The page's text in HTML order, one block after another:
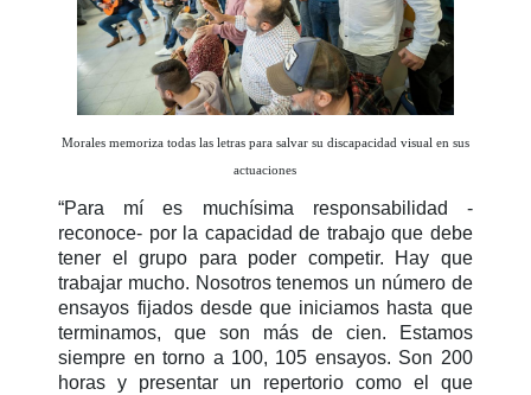
Morales memoriza todas las letras para salvar su discapacidad visual en sus
actuaciones
“Para mí es muchísima responsabilidad -
reconoce- por la capacidad de trabajo que debe
tener el grupo para poder competir. Hay que
trabajar mucho. Nosotros tenemos un número de
ensayos fijados desde que iniciamos hasta que
terminamos, que son más de cien. Estamos
siempre en torno a 100, 105 ensayos. Son 200
horas y presentar un repertorio como el que